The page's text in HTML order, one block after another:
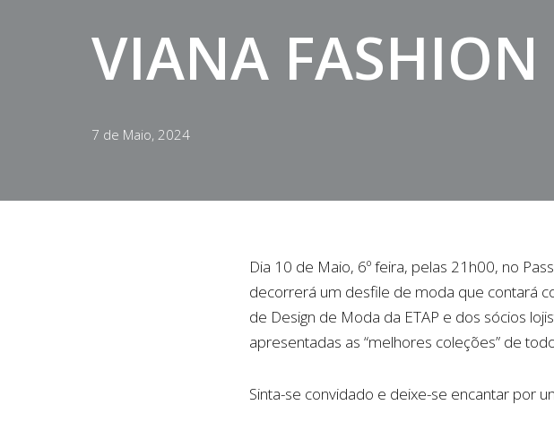
VIANA
7 de Maio, 2024
Dia 10 de Maio, 6º feira, pelas 21h00, no
decorrerá um desfile de moda que contará
de Design de Moda da ETAP e dos sócios
apresentadas as “melhores coleções” de
Sinta-se convidado e deixe-se encantar por